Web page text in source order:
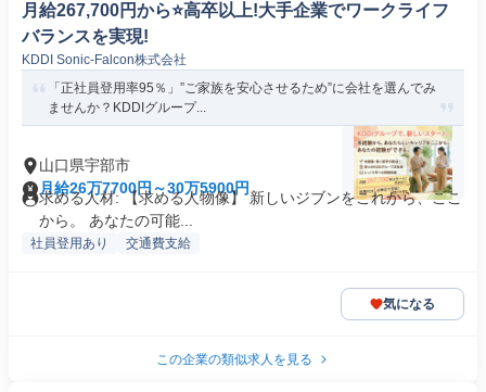
月給267,700円から⭐️高卒以上!大手企業でワークライフ
バランスを実現!
KDDI Sonic-Falcon株式会社
「正社員登用率95％」”ご家族を安心させるため”に会社を選んでみ
ませんか？KDDIグループ...
山口県宇部市
月給26万7700円～30万5900円
求める人材: 【求める人物像】 新しいジブンをこれから、ここ
から。 あなたの可能...
社員登用あり 交通費支給
気になる
この企業の類似求人を見る